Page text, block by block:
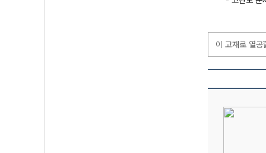
이 교재로 열